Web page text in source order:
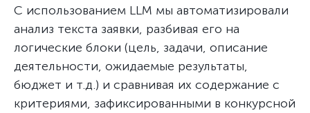
С использованием LLM мы автоматизировали
анализ текста заявки, разбивая его на
логические блоки (цель, задачи, описание
деятельности, ожидаемые результаты,
бюджет и т.д.) и сравнивая их содержание с
критериями, зафиксированными в конкурсной